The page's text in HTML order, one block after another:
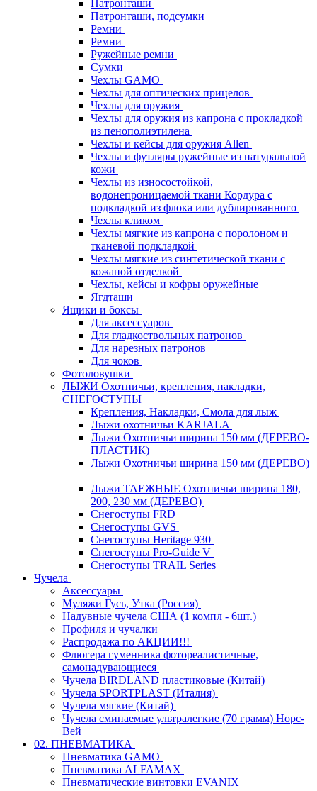
Патронташи
Патронташи, подсумки
Ремни
Ремни
Ружейные ремни
Сумки
Чехлы GAMO
Чехлы для оптических прицелов
Чехлы для оружия
Чехлы для оружия из капрона с прокладкой
из пенополиэтилена
Чехлы и кейсы для оружия Allen
Чехлы и футляры ружейные из натуральной
кожи
Чехлы из износостойкой,
водонепроницаемой ткани Кордура с
подкладкой из флока или дублированного
Чехлы кликом
Чехлы мягкие из капрона с поролоном и
тканевой подкладкой
Чехлы мягкие из синтетической ткани с
кожаной отделкой
Чехлы, кейсы и кофры оружейные
Ягдташи
Ящики и боксы
Для аксессуаров
Для гладкоствольных патронов
Для нарезных патронов
Для чоков
Фотоловушки
ЛЫЖИ Охотничьи, крепления, накладки,
СНЕГОСТУПЫ
Крепления, Накладки, Смола для лыж
Лыжи охотничьи KARJALA
Лыжи Охотничьи ширина 150 мм (ДЕРЕВО-
ПЛАСТИК)
Лыжи Охотничьи ширина 150 мм (ДЕРЕВО)
Лыжи ТАЕЖНЫЕ Охотничьи ширина 180,
200, 230 мм (ДЕРЕВО)
Снегоступы FRD
Снегоступы GVS
Снегоступы Heritage 930
Снегоступы Pro-Guide V
Снегоступы TRAIL Series
Чучела
Аксессуары
Муляжи Гусь, Утка (Россия)
Надувные чучела США (1 компл - 6шт.)
Профиля и чучалки
Распродажа по АКЦИИ!!!
Флюгера гуменника фотореалистичные,
самонадувающиеся
Чучела BIRDLAND пластиковые (Китай)
Чучела SPORTPLAST (Италия)
Чучела мягкие (Китай)
Чучела сминаемые ультралегкие (70 грамм) Норс-
Вей
02. ПНЕВМАТИКА
Пневматика GAMO
Пневматика ALFAMAX
Пневматические винтовки EVANIX